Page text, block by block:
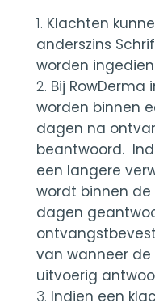
Klachten
anderszins
worden
Bij
worden binnen
dagen na
beantwoord.
een langere
wordt binnen
dagen
van wanneer
uitvoerig
Indien een